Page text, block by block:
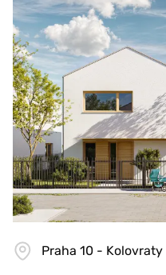
Praha 10 - Kolovraty